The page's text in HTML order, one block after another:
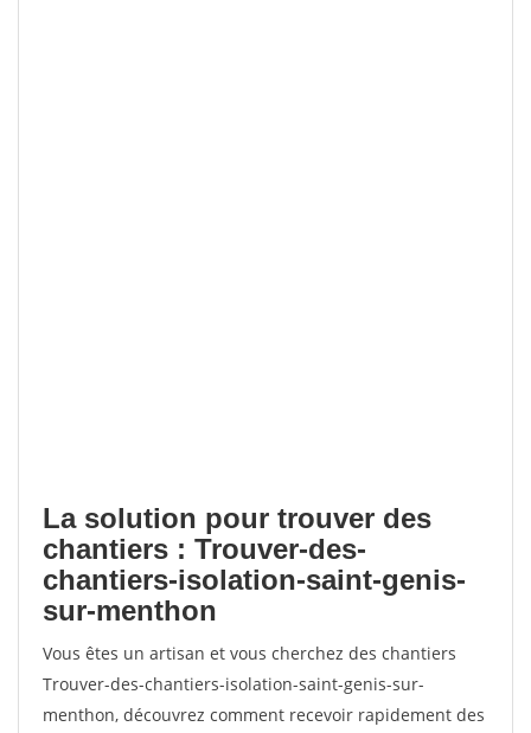
La solution pour trouver des
chantiers : Trouver-des-
chantiers-isolation-saint-genis-
sur-menthon
Vous êtes un artisan et vous cherchez des chantiers
Trouver-des-chantiers-isolation-saint-genis-sur-
menthon, découvrez comment recevoir rapidement des